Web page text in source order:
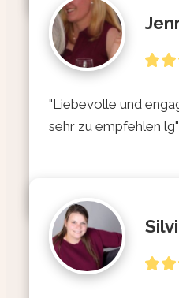
"Liebevolle und
sehr zu empfehlen lg"